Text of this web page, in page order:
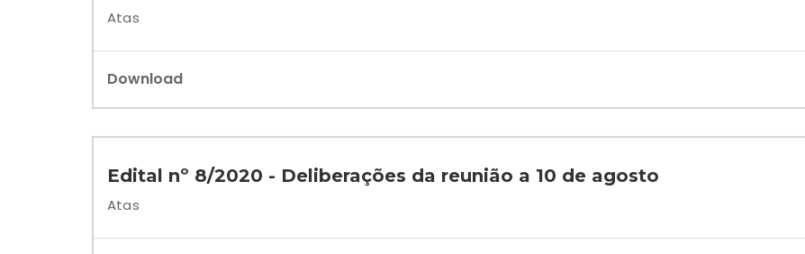
Atas
Download
Edital nº 8/2020 - Deliberações da reunião a 10 de agosto
Atas